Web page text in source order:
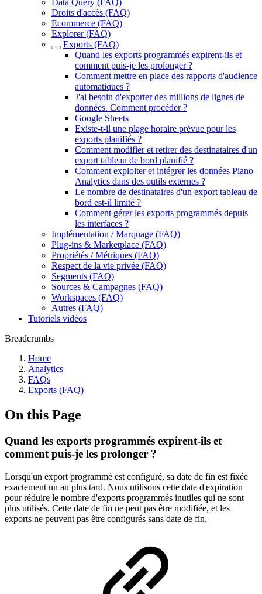
Data Query (FAQ)
Droits d'accès (FAQ)
Ecommerce (FAQ)
Explorer (FAQ)
Exports (FAQ)
Quand les exports programmés expirent-ils et
comment puis-je les prolonger ?
Comment mettre en place des rapports d'audience
automatiques ?
J'ai besoin d'exporter des millions de lignes de
données. Comment procéder ?
Google Sheets
Existe-t-il une plage horaire prévue pour les
exports planifiés ?
Comment modifier et retirer des destinataires d'un
export tableau de bord planifié ?
Comment exploiter et intégrer les données Piano
Analytics dans des outils externes ?
Le nombre de destinataires d'un export tableau de
bord est-il limité ?
Comment gérer les exports programmés depuis
les interfaces ?
Implémentation / Marquage (FAQ)
Plug-ins & Marketplace (FAQ)
Propriétés / Métriques (FAQ)
Respect de la vie privée (FAQ)
Segments (FAQ)
Sources & Campagnes (FAQ)
Workspaces (FAQ)
Autres (FAQ)
Tutoriels vidéos
Breadcrumbs
Home
Analytics
FAQs
Exports (FAQ)
On this Page
Quand les exports programmés expirent-ils et
comment puis-je les prolonger ?
Lorsqu'un export programmé est configuré, sa date de fin est fixée
exactement un an plus tard. Nous utilisons cette date d'expiration
pour réduire le nombre d'exports programmés inutiles qui ne sont
plus utilisés. Cette date de fin ne peut pas être modifiée, et les
exports ne peuvent pas être configurés sans date de fin.